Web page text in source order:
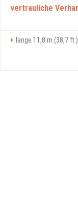
vertrauliche
länge 11,8 m.(38,7